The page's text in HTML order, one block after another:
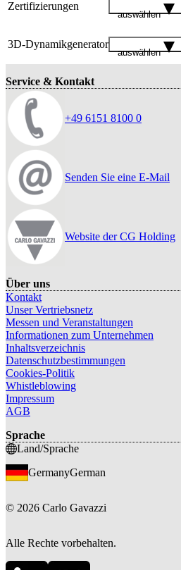
Zertifizierungen
auswählen
3D-Dynamikgenerator
auswählen
Service & Kontakt
+49 6151 8100 0
Senden Sie eine E-Mail
Website der CG Holding
Über uns
Kontakt
Unser Vertriebsnetz
Messen und Veranstaltungen
Informationen zum Unternehmen
Inhaltsverzeichnis
Datenschutzbestimmungen
Cookies-Politik
Whistleblowing
Impressum
AGB
Sprache
Land/Sprache
GermanyGerman
© 2026 Carlo Gavazzi
Alle Rechte vorbehalten.